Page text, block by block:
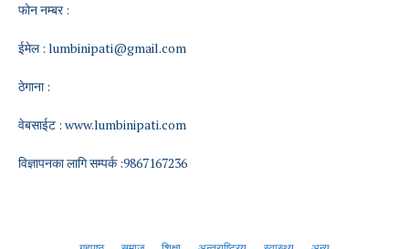
फोन नम्बर :
ईमेल : lumbinipati@gmail.com
ठेगाना :
वेबसाईट : www.lumbinipati.com
विज्ञापनका लागि सम्पर्क :9867167236